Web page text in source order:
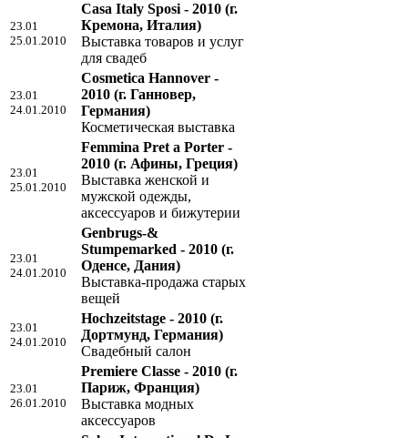
23.01
25.01.2010
Casa Italy Sposi - 2010 (г.
Кремона, Италия)
Выставка товаров и услуг
для свадеб
23.01
24.01.2010
Cosmetica Hannover -
2010 (г. Ганновер,
Германия)
Косметическая выставка
23.01
25.01.2010
Femmina Pret a Porter -
2010 (г. Афины, Греция)
Выставка женской и
мужской одежды,
аксессуаров и бижутерии
23.01
24.01.2010
Genbrugs-&
Stumpemarked - 2010 (г.
Оденсе, Дания)
Выставка-продажа старых
вещей
23.01
24.01.2010
Hochzeitstage - 2010 (г.
Дортмунд, Германия)
Свадебный салон
23.01
26.01.2010
Premiere Classe - 2010 (г.
Париж, Франция)
Выставка модных
аксессуаров